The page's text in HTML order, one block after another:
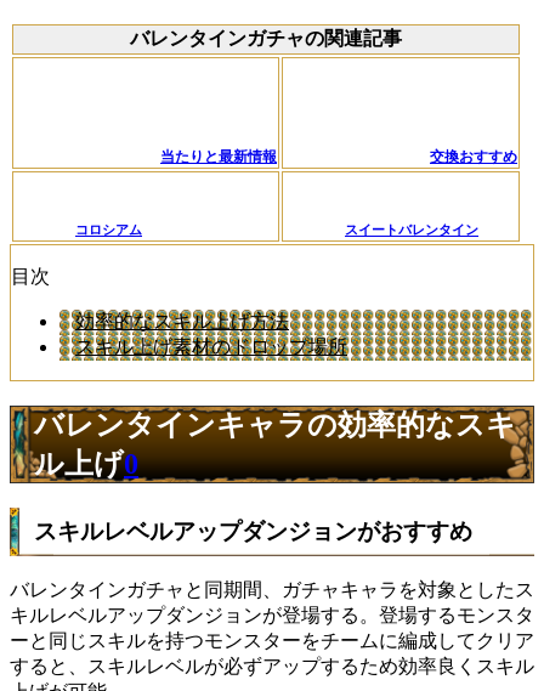
バレンタインガチャの関連記事
当たりと最新情報 交換おすすめ
コロシアム スイートバレンタイン
目次
効率的なスキル上げ方法
スキル上げ素材のドロップ場所
バレンタインキャラの効率的なスキ
ル上げ0
スキルレベルアップダンジョンがおすすめ
バレンタインガチャと同期間、ガチャキャラを対象としたス
キルレベルアップダンジョンが登場する。登場するモンスタ
ーと同じスキルを持つモンスターをチームに編成してクリア
すると、スキルレベルが必ずアップするため効率良くスキル